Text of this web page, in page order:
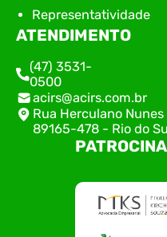
Representatividade
ATENDIMENTO
(47) 3531-
0500
acirs@acirs.com.br
Rua Herculano
89165-478 - Rio do